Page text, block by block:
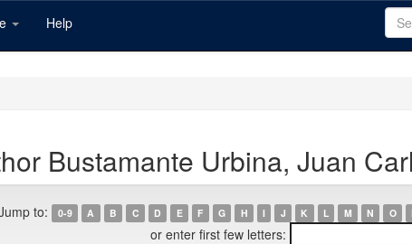
Help
Bustamante Urbina, Juan
to: 0-9 A B C D E F G H I J K L M N O
or enter first few letters: